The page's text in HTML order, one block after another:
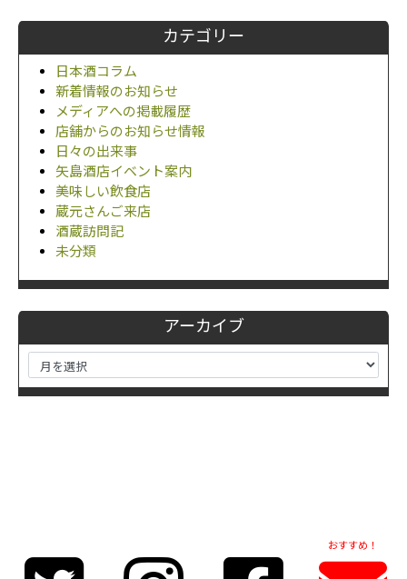
カテゴリー
日本酒コラム
新着情報のお知らせ
メディアへの掲載履歴
店舗からのお知らせ情報
日々の出来事
矢島酒店イベント案内
美味しい飲食店
蔵元さんご来店
酒蔵訪問記
未分類
アーカイブ
おすすめ！